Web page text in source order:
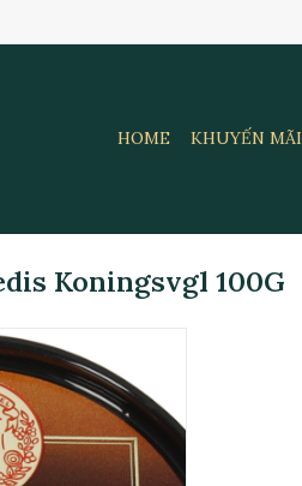
HOME KHUYẾN MÃI
Koningsvgl 100G